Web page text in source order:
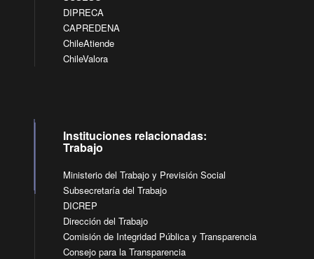
DIPRECA
CAPREDENA
ChileAtiende
ChileValora
Instituciones relacionadas:
Trabajo
Ministerio del Trabajo y Previsión Social
Subsecretaría del Trabajo
DICREP
Dirección del Trabajo
Comisión de Integridad Pública y Transparencia
Consejo para la Transparencia